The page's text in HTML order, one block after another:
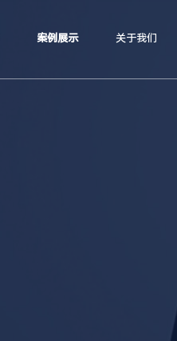
案例展示 关于我们